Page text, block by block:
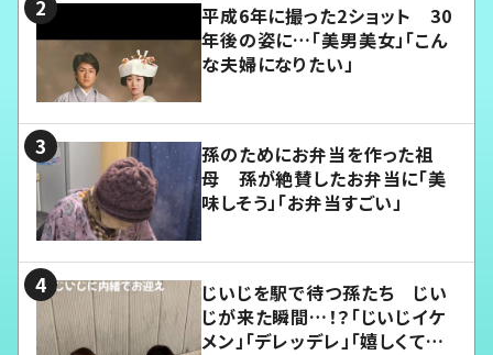
平成6年に撮った2ショット 30
年後の姿に…「美男美女」「こん
な夫婦になりたい」
孫のためにお弁当を作った祖
母 孫が絶賛したお弁当に「美
味しそう」「お弁当すごい」
じいじを駅で待つ孫たち じい
じが来た瞬間…！？「じいじイケ
メン」「デレッデレ」「嬉しくて可